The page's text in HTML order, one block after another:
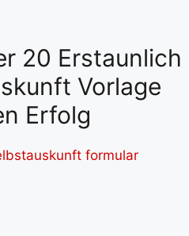
20 Erstaunlich
Vorlage
Erfolg